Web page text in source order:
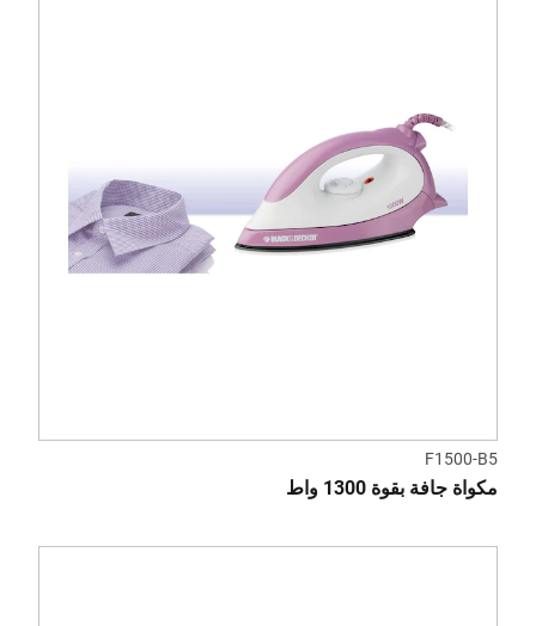
F1500-B5
مكواة جافة بقوة 1300 واط